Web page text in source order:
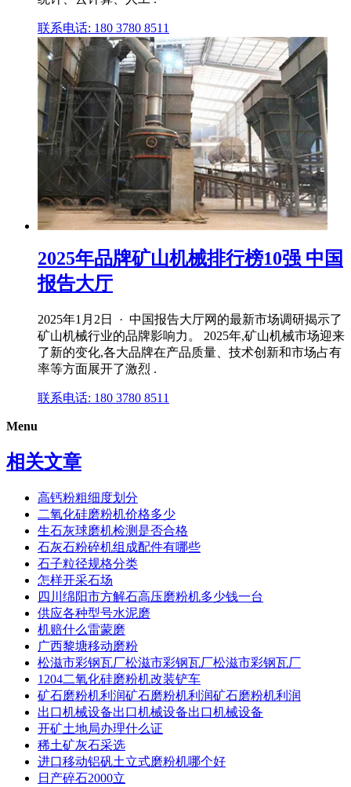
联系电话: 180 3780 8511
2025年品牌矿山机械排行榜10强 中国
报告大厅
2025年1月2日 · 中国报告大厅网的最新市场调研揭示了
矿山机械行业的品牌影响力。 2025年,矿山机械市场迎来
了新的变化,各大品牌在产品质量、技术创新和市场占有
率等方面展开了激烈 .
联系电话: 180 3780 8511
Menu
相关文章
高钙粉粗细度划分
二氧化硅磨粉机价格多少
生石灰球磨机检测是否合格
石灰石粉碎机组成配件有哪些
石子粒径规格分类
怎样开采石场
四川绵阳市方解石高压磨粉机多少钱一台
供应各种型号水泥磨
机赔什么雷蒙磨
广西黎塘移动磨粉
松滋市彩钢瓦厂松滋市彩钢瓦厂松滋市彩钢瓦厂
1204二氧化硅磨粉机改装铲车
矿石磨粉机利润矿石磨粉机利润矿石磨粉机利润
出口机械设备出口机械设备出口机械设备
开矿土地局办理什么证
稀土矿灰石采选
进口移动铝矾土立式磨粉机哪个好
日产碎石2000立